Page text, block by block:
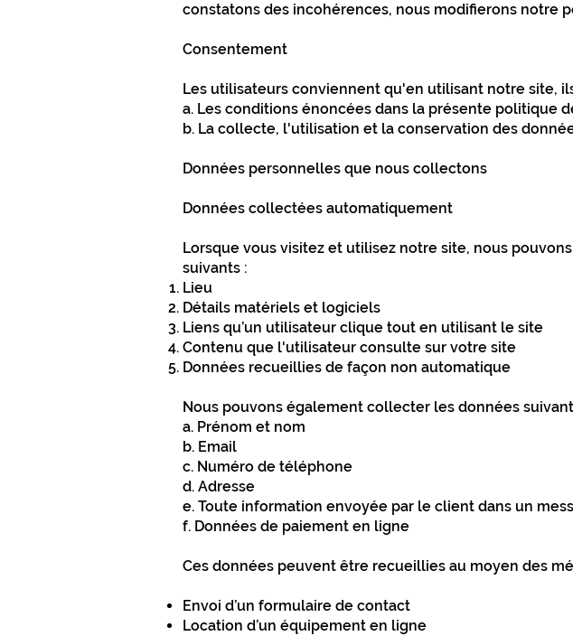
constatons des incohérences, nous modifierons notre
Consentement
Les utilisateurs conviennent qu'en utilisant notre site,
a. Les conditions énoncées dans la présente politique
b. La collecte, l'utilisation et la conservation des
Données personnelles que nous collectons
Données collectées automatiquement
Lorsque vous visitez et utilisez notre site, nous
suivants :
Lieu
Détails matériels et logiciels
Liens qu’un utilisateur clique tout en utilisant le site
Contenu que l'utilisateur consulte sur votre site
Données recueillies de façon non automatique
Nous pouvons également collecter les données
a. Prénom et nom
b. Email
c. Numéro de téléphone
d. Adresse
e. Toute information envoyée par le client dans un
f. Données de paiement en ligne
Ces données peuvent être recueillies au moyen des
Envoi d’un formulaire de contact
Location d’un équipement en ligne